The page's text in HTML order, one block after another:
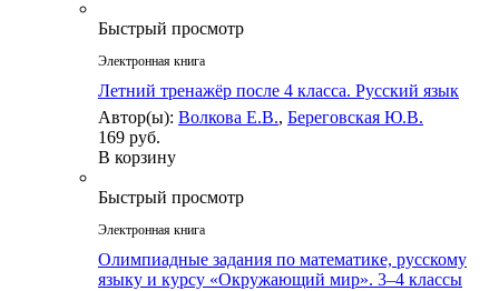
Быстрый просмотр
Электронная книга
Летний тренажёр после 4 класса. Русский язык
Автор(ы): Волкова Е.В., Береговская Ю.В.
169 руб.
В корзину
Быстрый просмотр
Электронная книга
Олимпиадные задания по математике, русскому
языку и курсу «Окружающий мир». 3–4 классы